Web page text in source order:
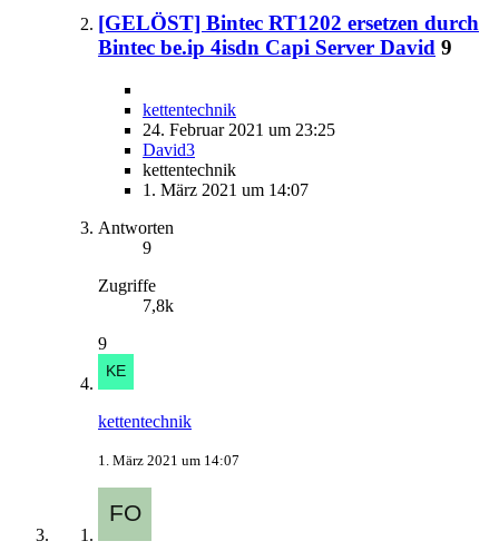
[GELÖST] Bintec RT1202 ersetzen durch
Bintec be.ip 4isdn Capi Server David 9
kettentechnik
24. Februar 2021 um 23:25
David3
kettentechnik
1. März 2021 um 14:07
Antworten
9
Zugriffe
7,8k
9
kettentechnik
1. März 2021 um 14:07